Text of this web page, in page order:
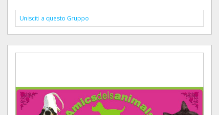
Unisciti a questo Gruppo